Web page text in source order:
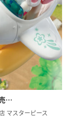
…
マスターピース